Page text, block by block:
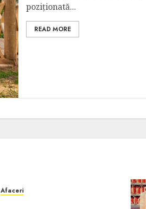
poziționată...
READ MORE
Afaceri